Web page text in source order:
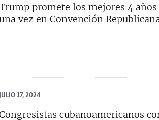
promete los mejores 4 años
vez en Convención
JULIO 17, 2024
cubanoamericanos